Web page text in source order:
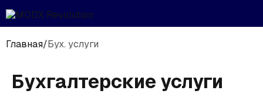
Главная/Бух. услуги
Бухгалтерские услуги